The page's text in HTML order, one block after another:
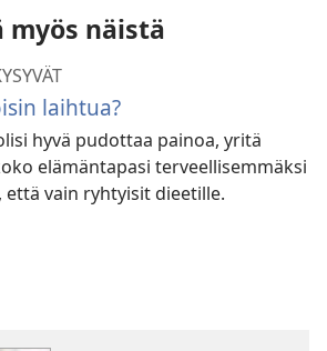
myös näistä
laihtua?
hyvä pudottaa painoa, yritä
elämäntapasi terveellisemmäksi
että vain ryhtyisit dieetille.